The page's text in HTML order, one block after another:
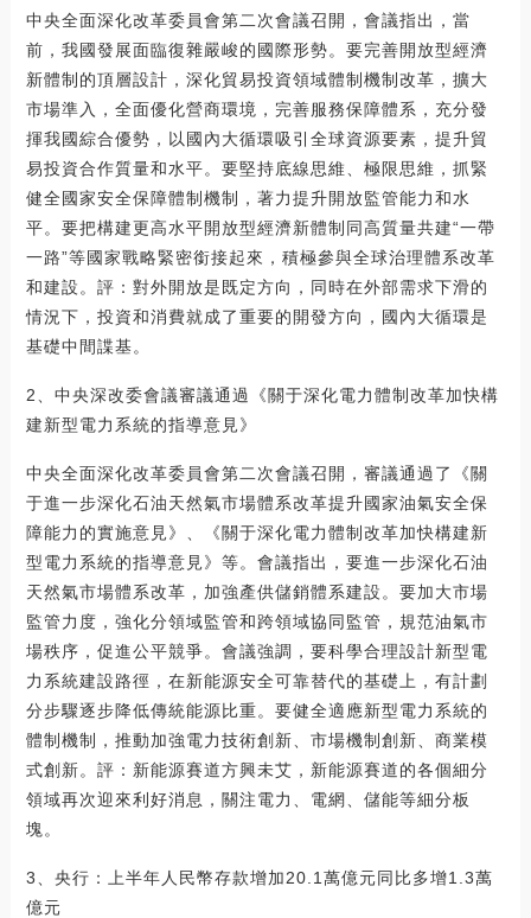
中央全面深化改革委員會第二次會議召開，會議指出，當
前，我國發展面臨復雜嚴峻的國際形勢。要完善開放型經濟
新體制的頂層設計，深化貿易投資領域體制機制改革，擴大
市場準入，全面優化營商環境，完善服務保障體系，充分發
揮我國綜合優勢，以國內大循環吸引全球資源要素，提升貿
易投資合作質量和水平。要堅持底線思維、極限思維，抓緊
健全國家安全保障體制機制，著力提升開放監管能力和水
平。要把構建更高水平開放型經濟新體制同高質量共建“一帶
一路”等國家戰略緊密銜接起來，積極參與全球治理體系改革
和建設。評：對外開放是既定方向，同時在外部需求下滑的
情況下，投資和消費就成了重要的開發方向，國內大循環是
基礎中間諜基。
2、中央深改委會議審議通過《關于深化電力體制改革加快構
建新型電力系統的指導意見》
中央全面深化改革委員會第二次會議召開，審議通過了《關
于進一步深化石油天然氣市場體系改革提升國家油氣安全保
障能力的實施意見》、《關于深化電力體制改革加快構建新
型電力系統的指導意見》等。會議指出，要進一步深化石油
天然氣市場體系改革，加強產供儲銷體系建設。要加大市場
監管力度，強化分領域監管和跨領域協同監管，規范油氣市
場秩序，促進公平競爭。會議強調，要科學合理設計新型電
力系統建設路徑，在新能源安全可靠替代的基礎上，有計劃
分步驟逐步降低傳統能源比重。要健全適應新型電力系統的
體制機制，推動加強電力技術創新、市場機制創新、商業模
式創新。評：新能源賽道方興未艾，新能源賽道的各個細分
領域再次迎來利好消息，關注電力、電網、儲能等細分板
塊。
3、央行：上半年人民幣存款增加20.1萬億元同比多增1.3萬
億元